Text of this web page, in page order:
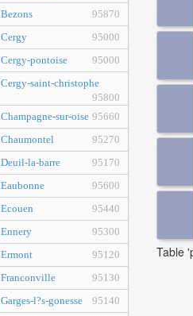
Bezons
95870
Cergy
95000
Cergy-pontoise
95000
Cergy-saint-christophe
95800
Champagne-sur-oise 95660
Chaumontel
95270
Deuil-la-barre
95170
Eaubonne
95600
Ecouen
95440
Ennery
95300
Ermont
95120
Franconville
95130
Garges-l?s-gonesse
95140
Table